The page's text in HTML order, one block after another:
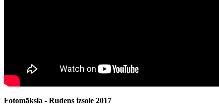
Fotomāksla - Rudens izsole 2017